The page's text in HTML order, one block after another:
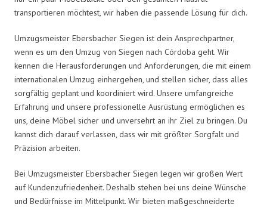
transportieren möchtest, wir haben die passende Lösung für dich.
Umzugsmeister Ebersbacher Siegen ist dein Ansprechpartner,
wenn es um den Umzug von Siegen nach Córdoba geht. Wir
kennen die Herausforderungen und Anforderungen, die mit einem
internationalen Umzug einhergehen, und stellen sicher, dass alles
sorgfältig geplant und koordiniert wird. Unsere umfangreiche
Erfahrung und unsere professionelle Ausrüstung ermöglichen es
uns, deine Möbel sicher und unversehrt an ihr Ziel zu bringen. Du
kannst dich darauf verlassen, dass wir mit größter Sorgfalt und
Präzision arbeiten.
Bei Umzugsmeister Ebersbacher Siegen legen wir großen Wert
auf Kundenzufriedenheit. Deshalb stehen bei uns deine Wünsche
und Bedürfnisse im Mittelpunkt. Wir bieten maßgeschneiderte